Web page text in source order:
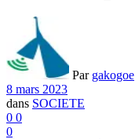
Par gakogoe
8 mars 2023
dans SOCIETE
0 0
0